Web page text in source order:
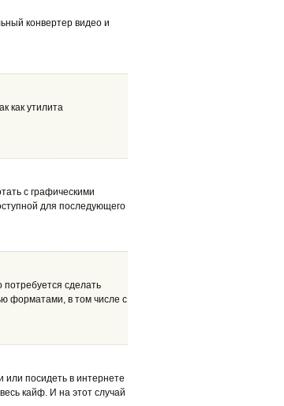
конвертер видео и
как утилита
с графическими
для последующего
потребуется сделать
форматами, в том числе с
или посидеть в интернете
кайф. И на этот случай